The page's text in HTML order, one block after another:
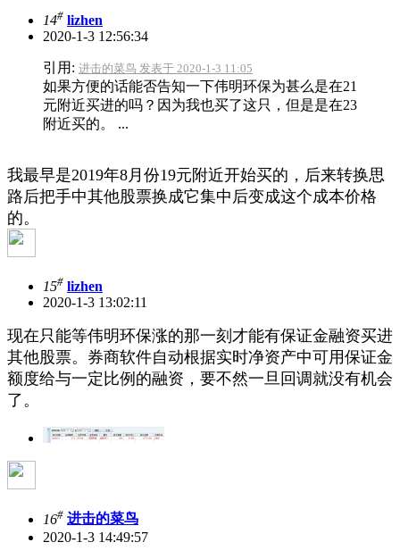
14# lizhen
2020-1-3 12:56:34
引用: 进击的菜鸟 发表于 2020-1-3 11:05
如果方便的话能否告知一下伟明环保为甚么是在21
元附近买进的吗？因为我也买了这只，但是是在23
附近买的。 ...
我最早是2019年8月份19元附近开始买的，后来转换思
路后把手中其他股票换成它集中后变成这个成本价格
的。
15# lizhen
2020-1-3 13:02:11
现在只能等伟明环保涨的那一刻才能有保证金融资买进
其他股票。券商软件自动根据实时净资产中可用保证金
额度给与一定比例的融资，要不然一旦回调就没有机会
了。
16# 进击的菜鸟
2020-1-3 14:49:57